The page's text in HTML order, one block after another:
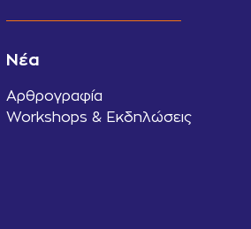
Νέα
Αρθρογραφία
Workshops & Εκδηλώσεις